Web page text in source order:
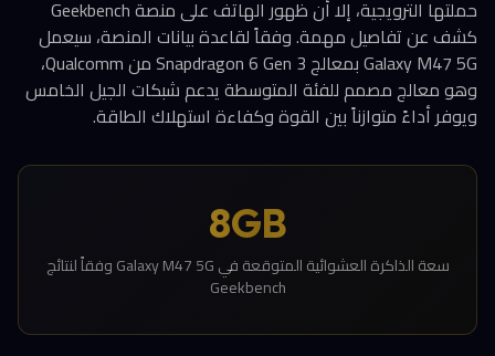
حملتها الترويجية، إلا أن ظهور الهاتف على منصة Geekbench
كشف عن تفاصيل مهمة. وفقاً لقاعدة بيانات المنصة، سيعمل
Galaxy M47 5G بمعالج Snapdragon 6 Gen 3 من Qualcomm،
وهو معالج مصمم للفئة المتوسطة يدعم شبكات الجيل الخامس
ويوفر أداءً متوازناً بين القوة وكفاءة استهلاك الطاقة.
8GB
سعة الذاكرة العشوائية المتوقعة في Galaxy M47 5G وفقاً لنتائج
Geekbench